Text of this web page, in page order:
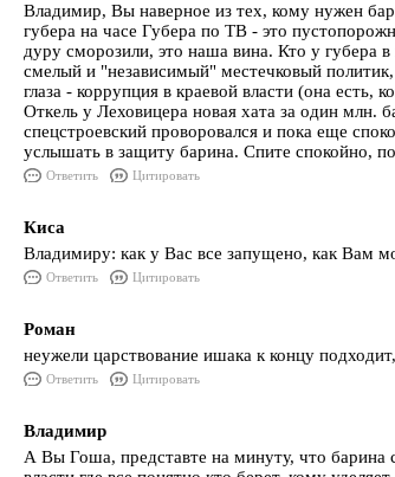
Владимир, Вы наверное из тех, кому нужен
губера на часе Губера по ТВ - это
дуру сморозили, это наша вина. Кто у губера
смелый и "независимый" местечковый
глаза - коррупция в краевой власти (она
Откель у Леховицера новая хата за один млн.
спецстроевский проворовался и пока еще
услышать в защиту барина. Спите спокойно,
Ответить Цитировать
Киса
Владимиру: как у Вас все запущено, как Вам
Ответить Цитировать
Роман
неужели царствование ишака к концу
Ответить Цитировать
Владимир
А Вы Гоша, представте на минуту, что барина